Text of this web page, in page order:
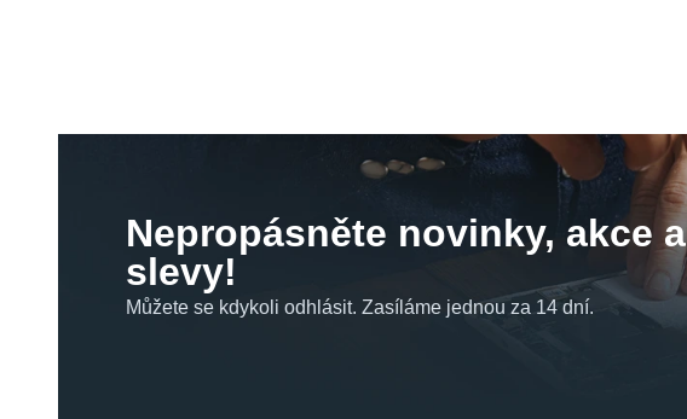
Nepropásněte novinky, akce a
slevy!
Můžete se kdykoli odhlásit. Zasíláme jednou za 14 dní.